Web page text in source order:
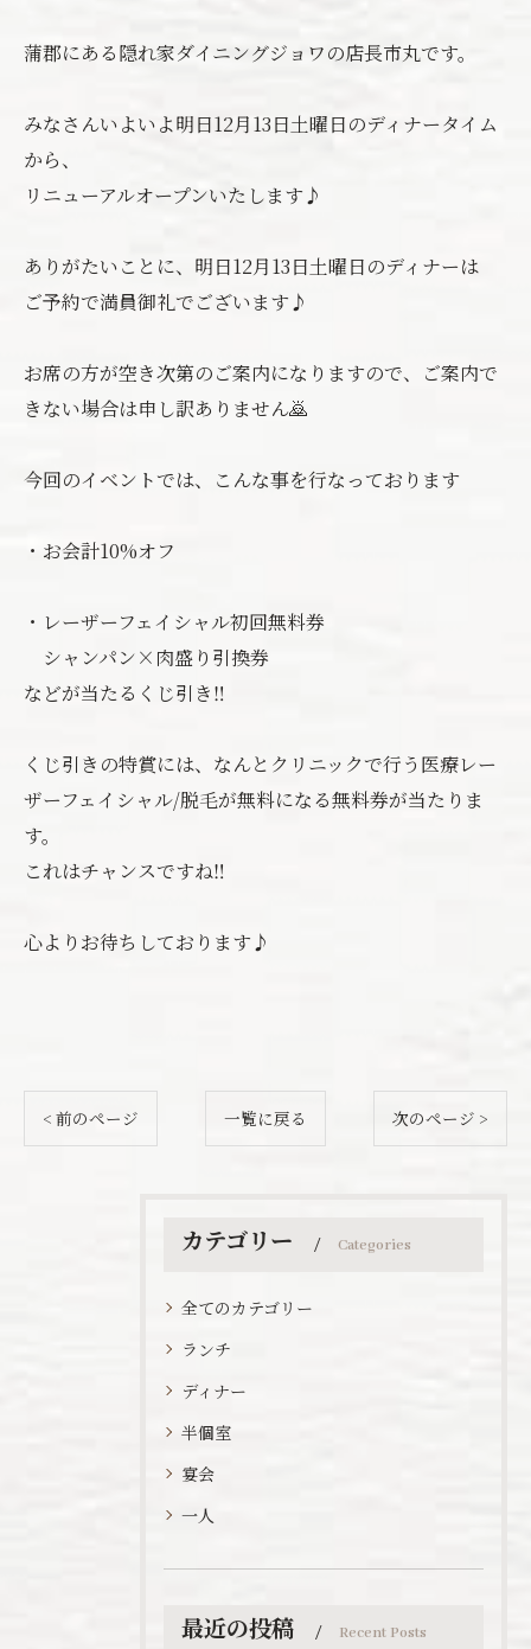
蒲郡にある隠れ家ダイニングジョワの店長市丸です。
みなさんいよいよ明日12月13日土曜日のディナータイム
から、
リニューアルオープンいたします♪
ありがたいことに、明日12月13日土曜日のディナーは
ご予約で満員御礼でございます♪
お席の方が空き次第のご案内になりますので、ご案内で
きない場合は申し訳ありません🙇
今回のイベントでは、こんな事を行なっております
・お会計10%オフ
・レーザーフェイシャル初回無料券
シャンパン×肉盛り引換券
などが当たるくじ引き‼️
くじ引きの特賞には、なんとクリニックで行う医療レー
ザーフェイシャル/脱毛が無料になる無料券が当たりま
す。
これはチャンスですね‼️
心よりお待ちしております♪
< 前のページ 一覧に戻る 次のページ >
カテゴリー Categories
全てのカテゴリー
ランチ
ディナー
半個室
宴会
一人
最近の投稿 Recent Posts